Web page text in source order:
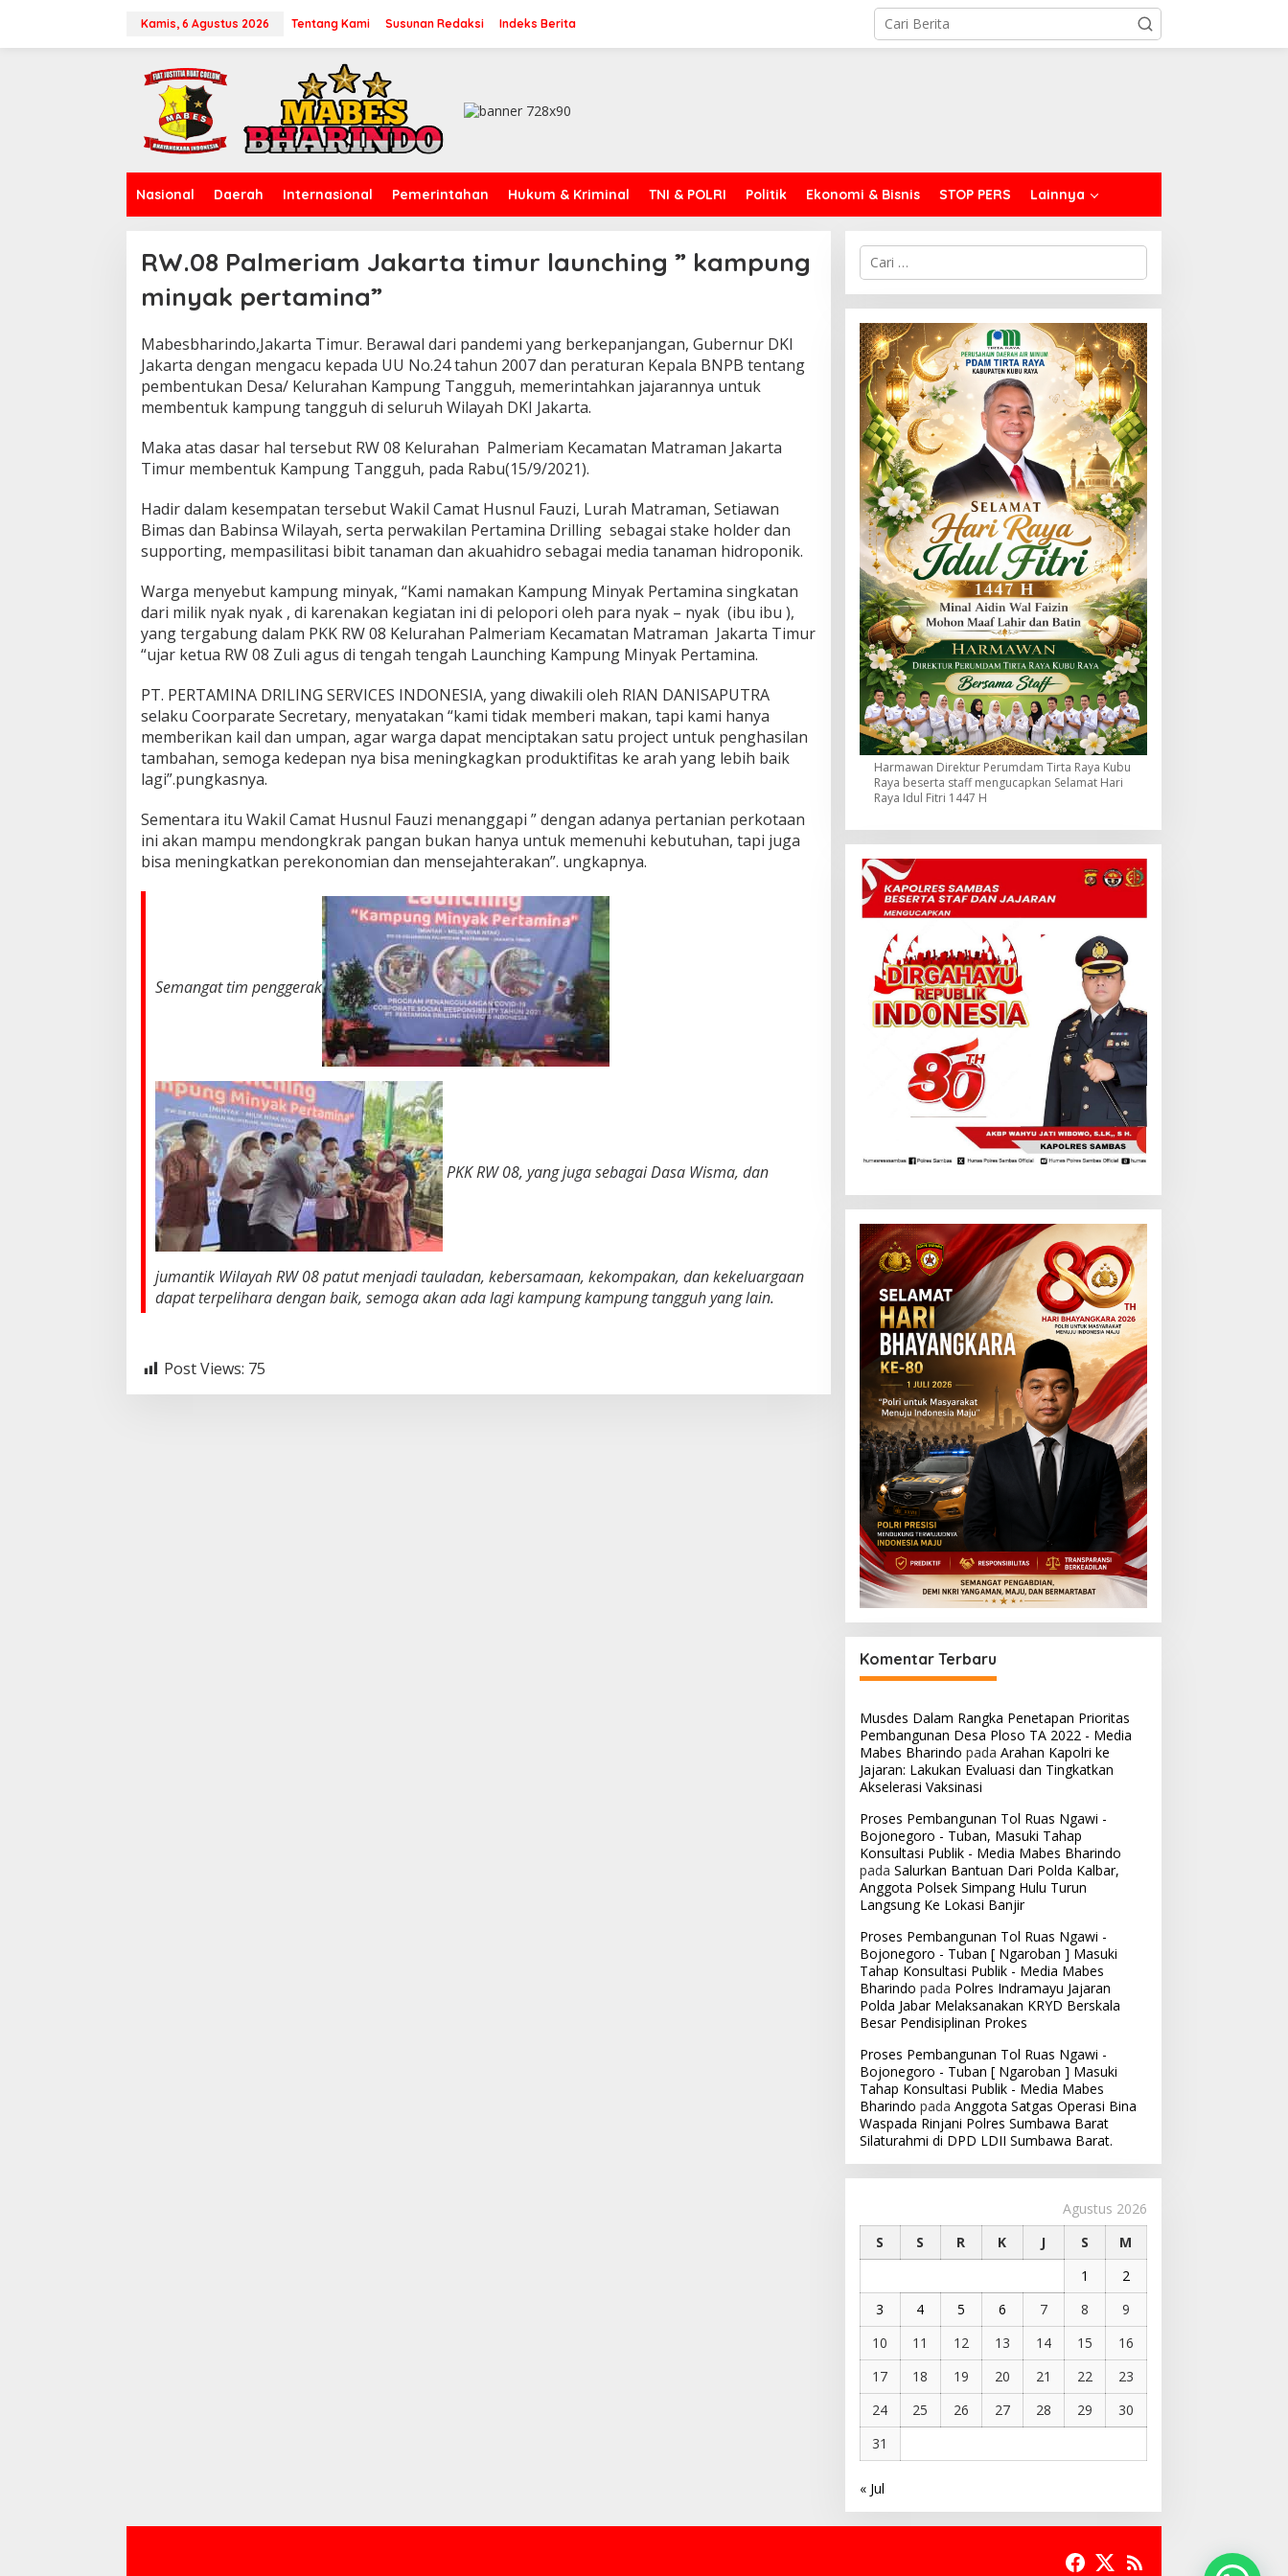
Kamis, 6 Agustus 2026 Tentang Kami Susunan Redaksi Indeks Berita
Nasional Daerah Internasional Pemerintahan Hukum & Kriminal TNI & POLRI Politik Ekonomi & Bisnis STOP PERS Lainnya
RW.08 Palmeriam Jakarta timur launching ” kampung
minyak pertamina”
S
E
P
T
E
B
E
R
,
0
2
1
L
E
H
D
M
Mabesbharindo,Jakarta Timur. Berawal dari pandemi yang berkepanjangan, Gubernur DKI
Jakarta dengan mengacu kepada UU No.24 tahun 2007 dan peraturan Kepala BNPB tentang
pembentukan Desa/ Kelurahan Kampung Tangguh, memerintahkan jajarannya untuk
membentuk kampung tangguh di seluruh Wilayah DKI Jakarta.
Maka atas dasar hal tersebut RW 08 Kelurahan Palmeriam Kecamatan Matraman Jakarta
Timur membentuk Kampung Tangguh, pada Rabu(15/9/2021).
Hadir dalam kesempatan tersebut Wakil Camat Husnul Fauzi, Lurah Matraman, Setiawan
Bimas dan Babinsa Wilayah, serta perwakilan Pertamina Drilling sebagai stake holder dan
supporting, mempasilitasi bibit tanaman dan akuahidro sebagai media tanaman hidroponik.
Warga menyebut kampung minyak, “Kami namakan Kampung Minyak Pertamina singkatan
dari milik nyak nyak , di karenakan kegiatan ini di pelopori oleh para nyak – nyak (ibu ibu ),
yang tergabung dalam PKK RW 08 Kelurahan Palmeriam Kecamatan Matraman Jakarta Timur
“ujar ketua RW 08 Zuli agus di tengah tengah Launching Kampung Minyak Pertamina.
PT. PERTAMINA DRILING SERVICES INDONESIA, yang diwakili oleh RIAN DANISAPUTRA
selaku Coorparate Secretary, menyatakan “kami tidak memberi makan, tapi kami hanya
memberikan kail dan umpan, agar warga dapat menciptakan satu project untuk penghasilan
tambahan, semoga kedepan nya bisa meningkagkan produktifitas ke arah yang lebih baik
lagi”.pungkasnya.
Sementara itu Wakil Camat Husnul Fauzi menanggapi ” dengan adanya pertanian perkotaan
ini akan mampu mendongkrak pangan bukan hanya untuk memenuhi kebutuhan, tapi juga
bisa meningkatkan perekonomian dan mensejahterakan”. ungkapnya.
Semangat tim penggerak
PKK RW 08, yang juga sebagai Dasa Wisma, dan
jumantik Wilayah RW 08 patut menjadi tauladan, kebersamaan, kekompakan, dan kekeluargaan
dapat terpelihara dengan baik, semoga akan ada lagi kampung kampung tangguh yang lain.
Post Views: 75
C
i
u
n
t
u
k
:
Harmawan Direktur Perumdam Tirta Raya Kubu
Raya beserta staff mengucapkan Selamat Hari
Raya Idul Fitri 1447 H
Komentar Terbaru
Musdes Dalam Rangka Penetapan Prioritas
Pembangunan Desa Ploso TA 2022 - Media
Mabes Bharindo pada Arahan Kapolri ke
Jajaran: Lakukan Evaluasi dan Tingkatkan
Akselerasi Vaksinasi
Proses Pembangunan Tol Ruas Ngawi -
Bojonegoro - Tuban, Masuki Tahap
Konsultasi Publik - Media Mabes Bharindo
pada Salurkan Bantuan Dari Polda Kalbar,
Anggota Polsek Simpang Hulu Turun
Langsung Ke Lokasi Banjir
Proses Pembangunan Tol Ruas Ngawi -
Bojonegoro - Tuban [ Ngaroban ] Masuki
Tahap Konsultasi Publik - Media Mabes
Bharindo pada Polres Indramayu Jajaran
Polda Jabar Melaksanakan KRYD Berskala
Besar Pendisiplinan Prokes
Proses Pembangunan Tol Ruas Ngawi -
Bojonegoro - Tuban [ Ngaroban ] Masuki
Tahap Konsultasi Publik - Media Mabes
Bharindo pada Anggota Satgas Operasi Bina
Waspada Rinjani Polres Sumbawa Barat
Silaturahmi di DPD LDII Sumbawa Barat.
Agustus 2026
S
S R K J S
M
1
2
3
4 5 6 7 8
9
10
11 12 13 14 15
16
17
18 19 20 21 22
23
24
25 26 27 28 29
30
31
« Jul